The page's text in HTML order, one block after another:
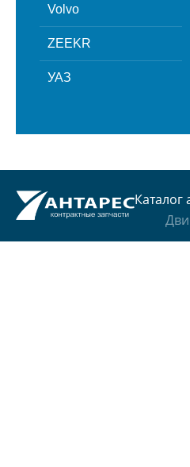
Volvo
ZEEKR
УАЗ
Каталог